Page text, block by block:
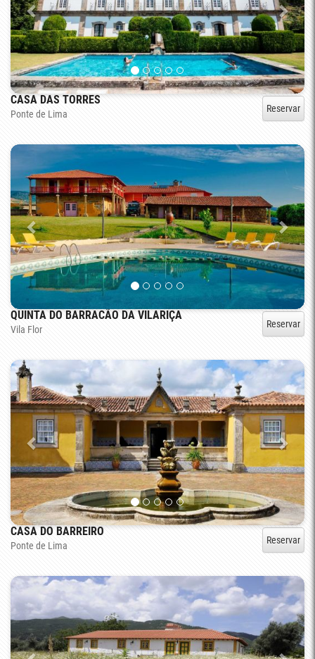
CASA DAS TORRES
Ponte de Lima Reservar
QUINTA DO BARRACÃO DA VILARIÇA
Vila Flor Reservar
CASA DO BARREIRO
Ponte de Lima Reservar